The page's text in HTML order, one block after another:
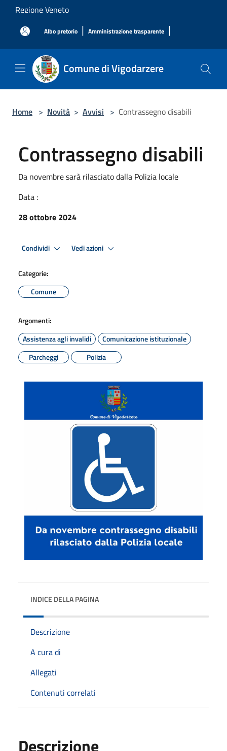
Salta al contenuto principale
Regione Veneto
Albo pretorio | Amministrazione trasparente |
Comune di Vigodarzere
Home > Novità > Avvisi > Contrassegno disabili
Contrassegno disabili
Da novembre sarà rilasciato dalla Polizia locale
Data :
28 ottobre 2024
Condividi Vedi azioni
Categorie:
Comune
Argomenti:
Assistenza agli invalidi
Comunicazione istituzionale
Parcheggi
Polizia
INDICE DELLA PAGINA
Descrizione
A cura di
Allegati
Contenuti correlati
Descrizione